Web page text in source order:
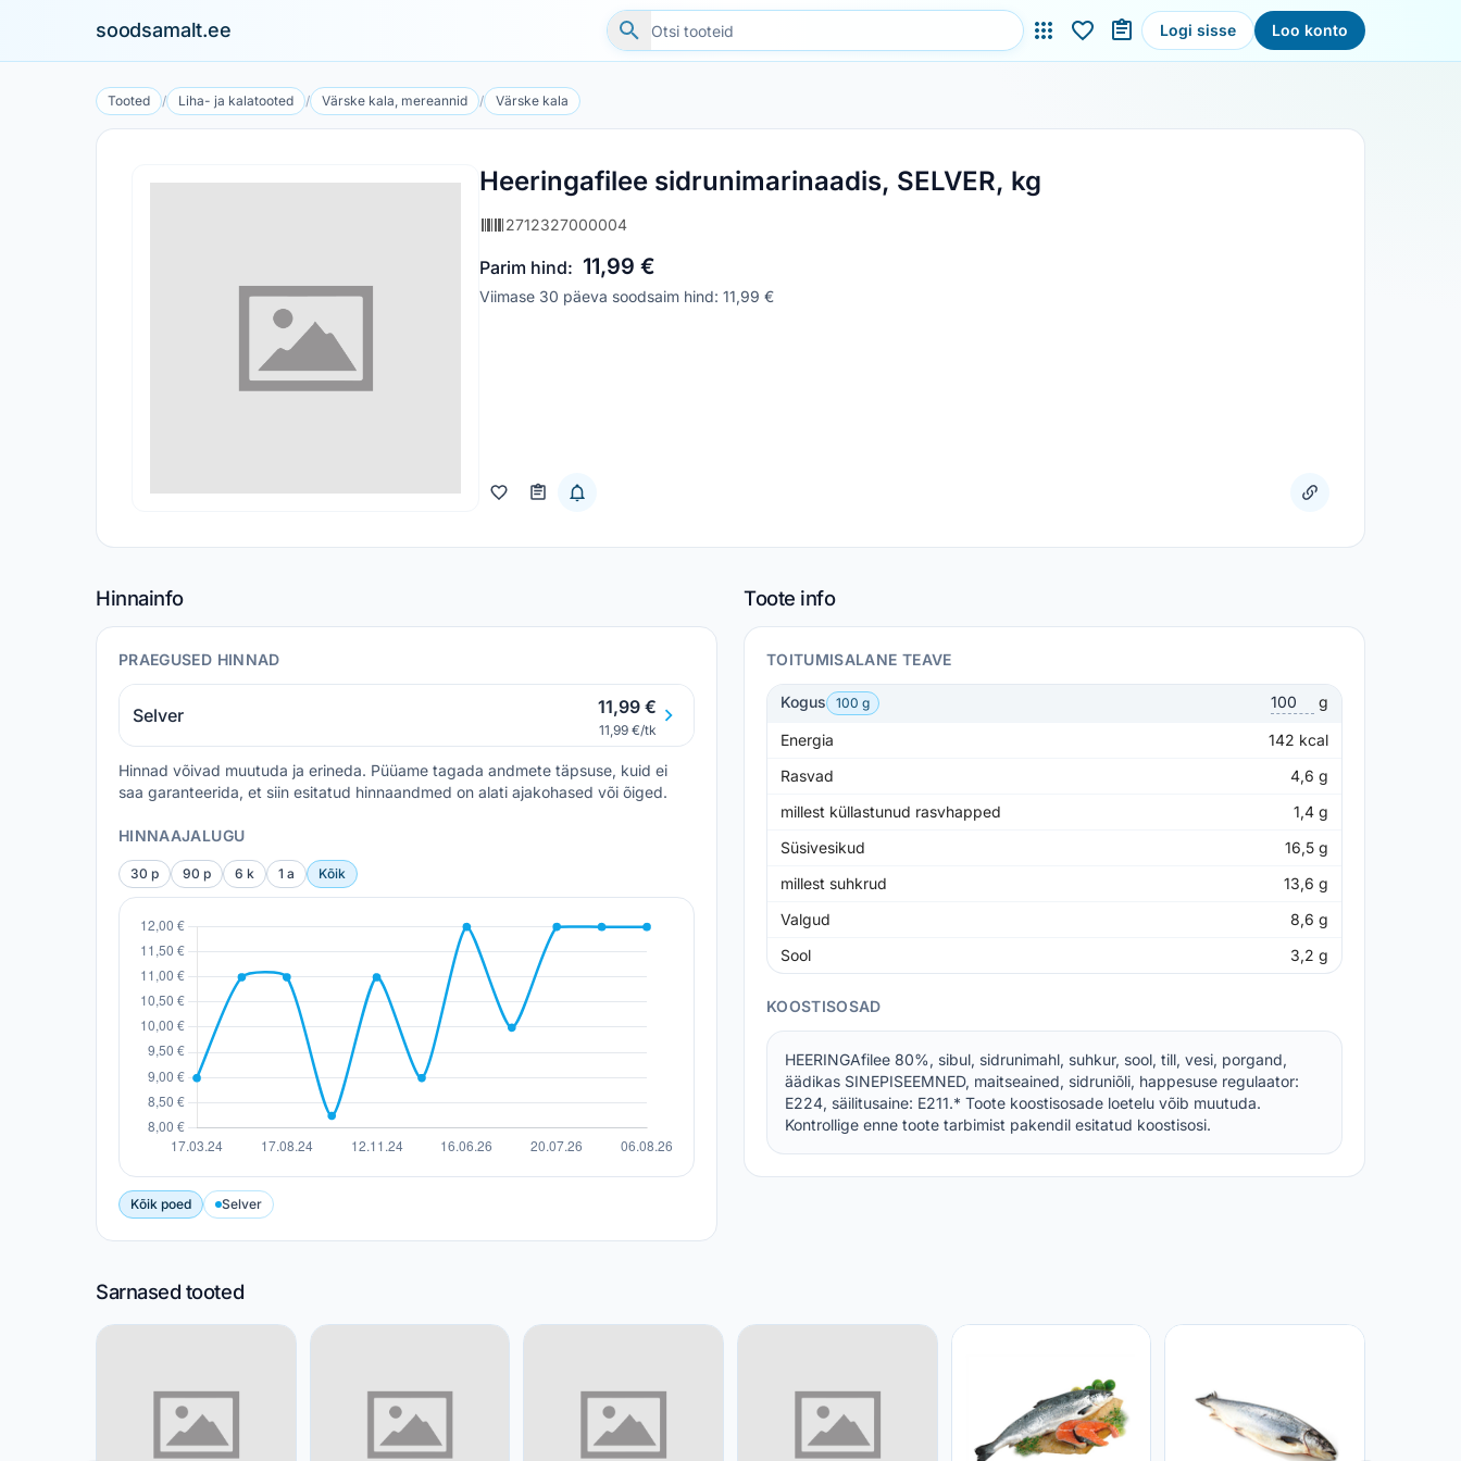
soodsamalt.ee Logi sisse Loo konto
Tooted / Liha- ja kalatooted / Värske kala, mereannid / Värske kala
Heeringafilee sidrunimarinaadis, SELVER, kg
2712327000004
Parim hind: 11,99 €
Viimase 30 päeva soodsaim hind: 11,99 €
Hinnainfo
PRAEGUSED HINNAD
Selver 11,99 €
11,99 €/tk
Hinnad võivad muutuda ja erineda. Püüame tagada andmete täpsuse, kuid ei
saa garanteerida, et siin esitatud hinnaandmed on alati ajakohased või õiged.
HINNAAJALUGU
30 p 90 p 6 k 1 a Kõik
Kõik poed Selver
Toote info
TOITUMISALANE TEAVE
Kogus 100 g g
Energia 142 kcal
Rasvad
4,6 g
millest küllastunud rasvhapped
1,4 g
Süsivesikud
16,5 g
millest suhkrud
13,6 g
Valgud
8,6 g
Sool
3,2 g
KOOSTISOSAD
HEERINGAfilee 80%, sibul, sidrunimahl, suhkur, sool, till, vesi, porgand,
äädikas SINEPISEEMNED, maitseained, sidruniõli, happesuse regulaator:
E224, säilitusaine: E211.* Toote koostisosade loetelu võib muutuda.
Kontrollige enne toote tarbimist pakendil esitatud koostisosi.
Sarnased tooted